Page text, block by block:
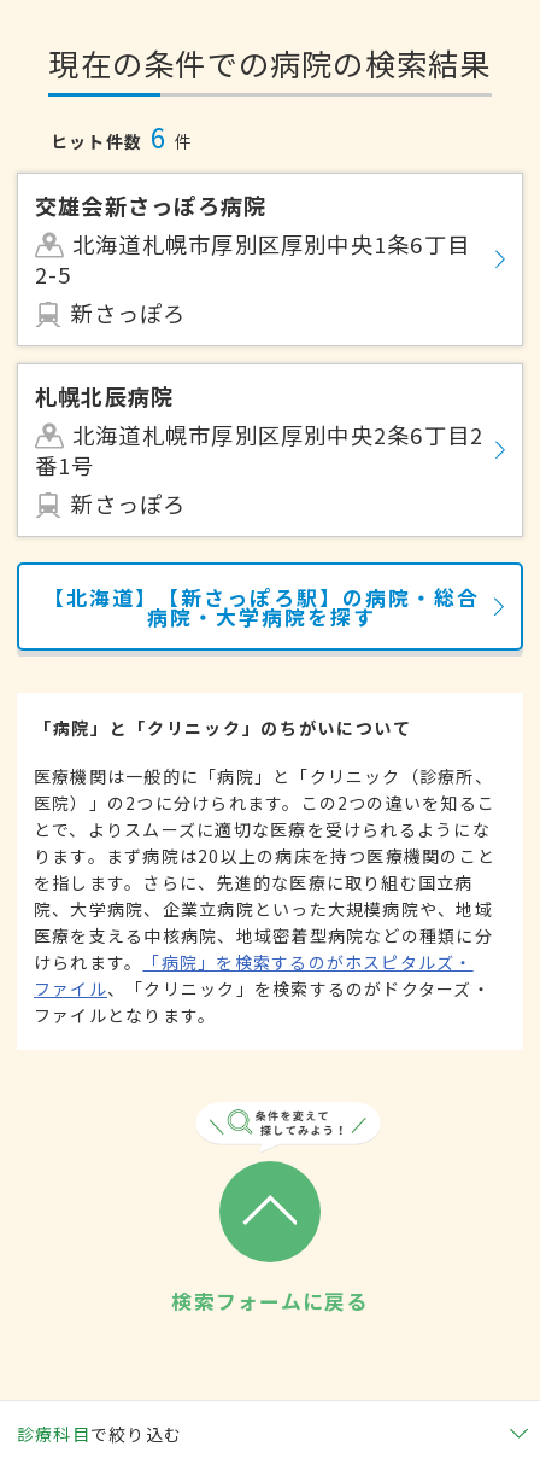
現在の条件での病院の検索結果
ヒット件数 6 件
交雄会新さっぽろ病院
北海道札幌市厚別区厚別中央1条6丁目
2-5
新さっぽろ
札幌北辰病院
北海道札幌市厚別区厚別中央2条6丁目2
番1号
新さっぽろ
【北海道】【新さっぽろ駅】の病院・総合
病院・大学病院を探す
「病院」と「クリニック」のちがいについて
医療機関は一般的に「病院」と「クリニック（診療所、
医院）」の2つに分けられます。この2つの違いを知るこ
とで、よりスムーズに適切な医療を受けられるようにな
ります。まず病院は20以上の病床を持つ医療機関のこと
を指します。さらに、先進的な医療に取り組む国立病
院、大学病院、企業立病院といった大規模病院や、地域
医療を支える中核病院、地域密着型病院などの種類に分
けられます。
「病院」を検索するのがホスピタルズ・
ファイル、「クリニック」を検索するのがドクターズ・
ファイルとなります。
検索フォームに戻る
診療科目で絞り込む